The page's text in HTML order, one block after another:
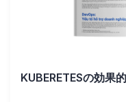
KUBERETESの効果